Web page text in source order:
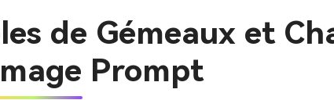
de Gémeaux et
Prompt